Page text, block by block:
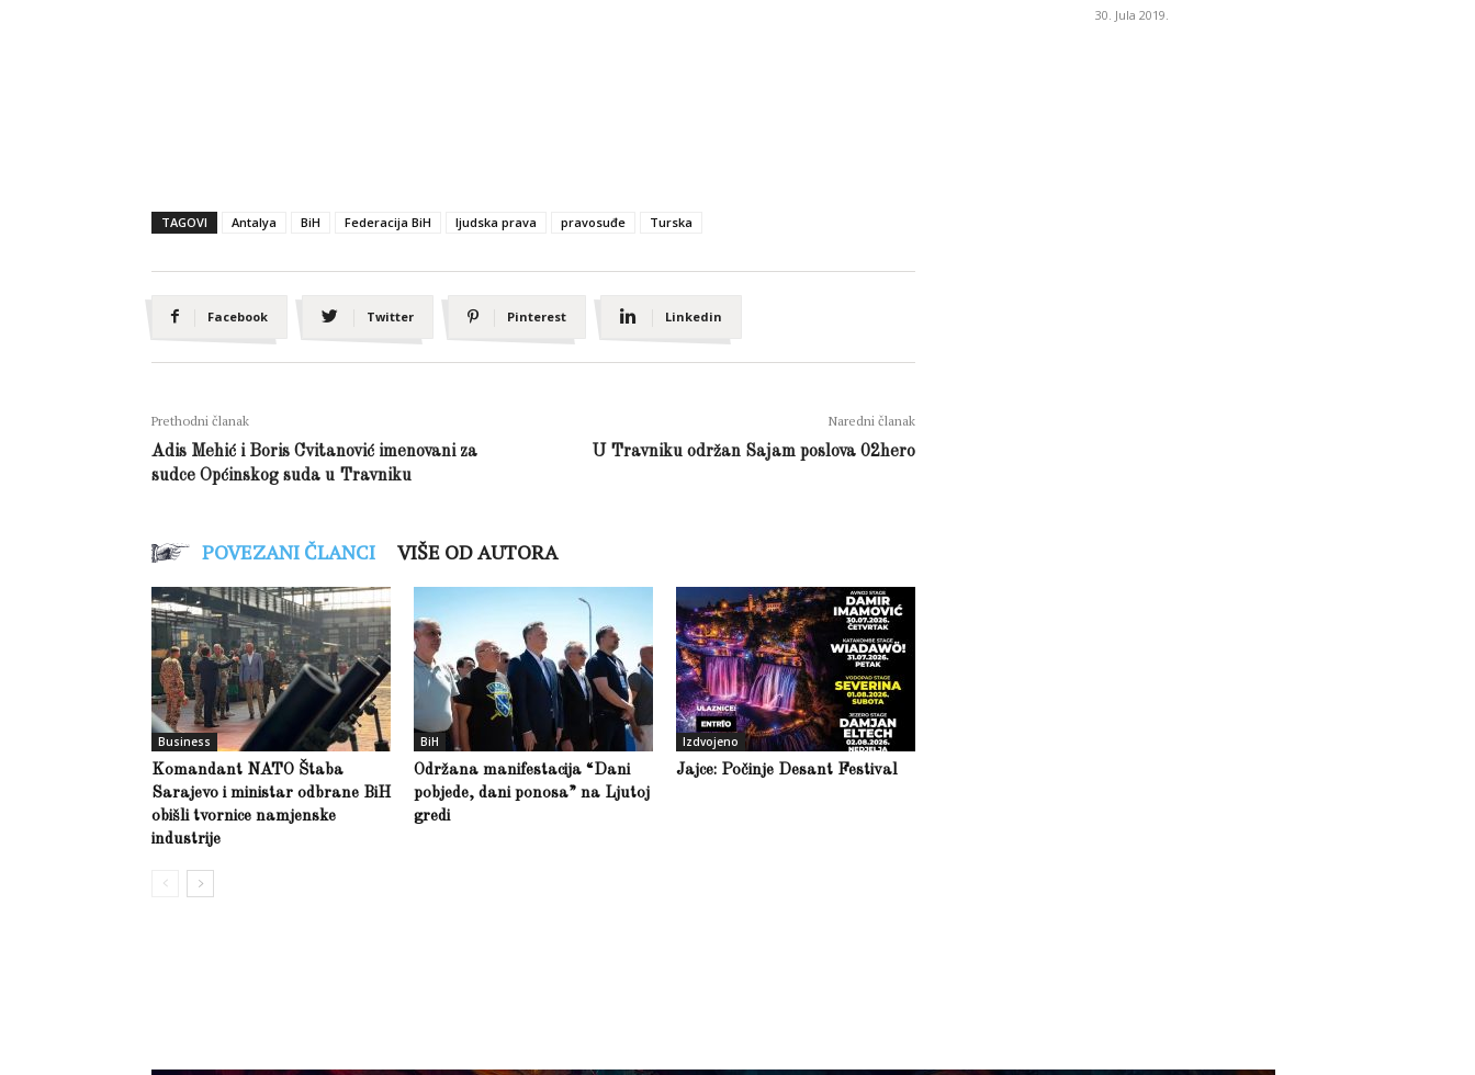
TAGOVI Antalya BiH Federacija BiH ljudska prava pravosuđe Turska
Facebook Twitter Pinterest Linkedin
Prethodni članak
Adis Mehić i Boris Cvitanović imenovani za
sudce Općinskog suda u Travniku
Naredni članak
U Travniku održan Sajam poslova 02hero
POVEZANI ČLANCI VIŠE OD AUTORA
Business
Komandant NATO Štaba
Sarajevo i ministar odbrane BiH
obišli tvornice namjenske
industrije
BiH
Održana manifestacija “Dani
pobjede, dani ponosa” na Ljutoj
gredi
Izdvojeno
Jajce: Počinje Desant Festival
30. Jula 2019.